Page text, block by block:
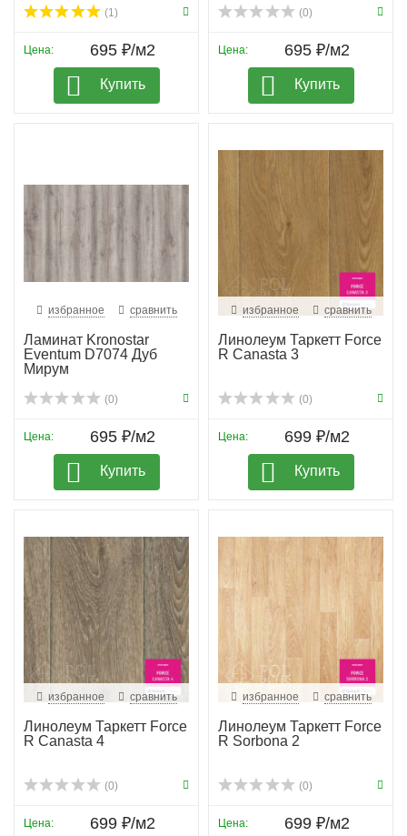
(1)
Цена: 695 ₽/м2
Купить
(0)
Цена: 695 ₽/м2
Купить
избранное сравнить
Ламинат Kronostar
Eventum D7074 Дуб
Мирум
(0)
Цена: 695 ₽/м2
Купить
избранное сравнить
Линолеум Таркетт Force
R Canasta 3
(0)
Цена: 699 ₽/м2
Купить
избранное сравнить
Линолеум Таркетт Force
R Canasta 4
(0)
Цена: 699 ₽/м2
избранное сравнить
Линолеум Таркетт Force
R Sorbona 2
(0)
Цена: 699 ₽/м2